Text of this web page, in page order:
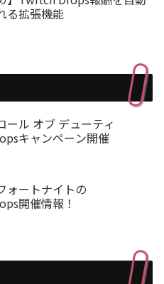
る拡張機能
ール オブ デューティ
キャンペーン開催
ォートナイトの
開催情報！